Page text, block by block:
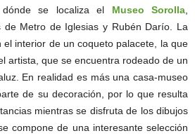
se localiza el Museo Sorolla,
de Metro de Iglesias y Rubén Darío. La
el interior de un coqueto palacete, la que
artista, que se encuentra rodeado de un
En realidad es más una casa-museo
de su decoración, por lo que resulta
mientras se disfruta de los dibujos
compone de una interesante selección